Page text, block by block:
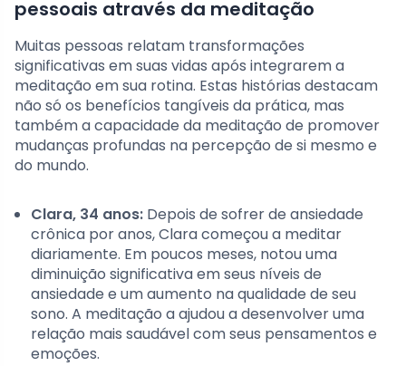
pessoais através da meditação
Muitas pessoas relatam transformações
significativas em suas vidas após integrarem a
meditação em sua rotina. Estas histórias destacam
não só os benefícios tangíveis da prática, mas
também a capacidade da meditação de promover
mudanças profundas na percepção de si mesmo e
do mundo.
Clara, 34 anos: Depois de sofrer de ansiedade
crônica por anos, Clara começou a meditar
diariamente. Em poucos meses, notou uma
diminuição significativa em seus níveis de
ansiedade e um aumento na qualidade de seu
sono. A meditação a ajudou a desenvolver uma
relação mais saudável com seus pensamentos e
emoções.